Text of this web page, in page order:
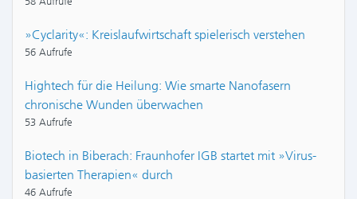
»Cyclarity«: Kreislaufwirtschaft spielerisch verstehen
56 Aufrufe
Hightech für die Heilung: Wie smarte Nanofasern
chronische Wunden überwachen
53 Aufrufe
Biotech in Biberach: Fraunhofer IGB startet mit »Virus-
basierten Therapien« durch
46 Aufrufe